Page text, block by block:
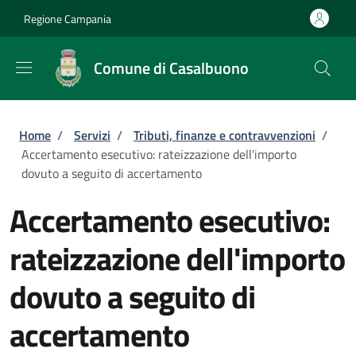
Regione Campania
Comune di Casalbuono
Briciole di pane
Home / Servizi / Tributi, finanze e contravvenzioni /
Accertamento esecutivo: rateizzazione dell'importo
dovuto a seguito di accertamento
Accertamento esecutivo:
rateizzazione dell'importo
dovuto a seguito di
accertamento